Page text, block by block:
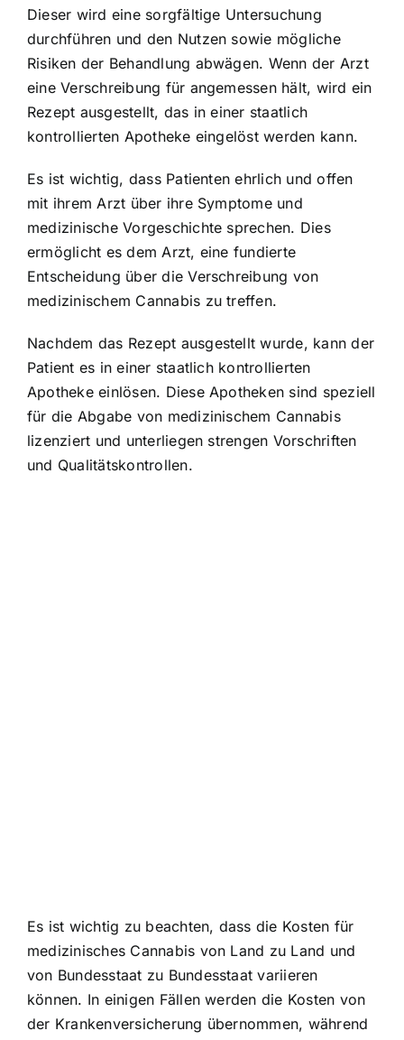
Dieser wird eine sorgfältige Untersuchung
durchführen und den Nutzen sowie mögliche
Risiken der Behandlung abwägen. Wenn der Arzt
eine Verschreibung für angemessen hält, wird ein
Rezept ausgestellt, das in einer staatlich
kontrollierten Apotheke eingelöst werden kann.
Es ist wichtig, dass Patienten ehrlich und offen
mit ihrem Arzt über ihre Symptome und
medizinische Vorgeschichte sprechen. Dies
ermöglicht es dem Arzt, eine fundierte
Entscheidung über die Verschreibung von
medizinischem Cannabis zu treffen.
Nachdem das Rezept ausgestellt wurde, kann der
Patient es in einer staatlich kontrollierten
Apotheke einlösen. Diese Apotheken sind speziell
für die Abgabe von medizinischem Cannabis
lizenziert und unterliegen strengen Vorschriften
und Qualitätskontrollen.
Es ist wichtig zu beachten, dass die Kosten für
medizinisches Cannabis von Land zu Land und
von Bundesstaat zu Bundesstaat variieren
können. In einigen Fällen werden die Kosten von
der Krankenversicherung übernommen, während